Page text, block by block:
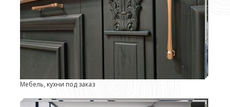
Мебель, кухни под заказ